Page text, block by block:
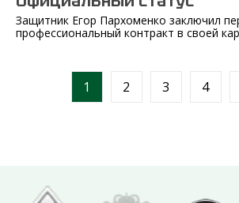
Защитник Егор Пархоменко заключил
профессиональный контракт в своей
1 2 3 4